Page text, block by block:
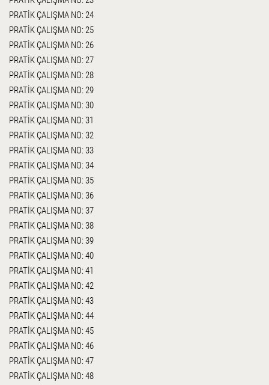
PRATİK ÇALIŞMA NO: 24
PRATİK ÇALIŞMA NO: 25
PRATİK ÇALIŞMA NO: 26
PRATİK ÇALIŞMA NO: 27
PRATİK ÇALIŞMA NO: 28
PRATİK ÇALIŞMA NO: 29
PRATİK ÇALIŞMA NO: 30
PRATİK ÇALIŞMA NO: 31
PRATİK ÇALIŞMA NO: 32
PRATİK ÇALIŞMA NO: 33
PRATİK ÇALIŞMA NO: 34
PRATİK ÇALIŞMA NO: 35
PRATİK ÇALIŞMA NO: 36
PRATİK ÇALIŞMA NO: 37
PRATİK ÇALIŞMA NO: 38
PRATİK ÇALIŞMA NO: 39
PRATİK ÇALIŞMA NO: 40
PRATİK ÇALIŞMA NO: 41
PRATİK ÇALIŞMA NO: 42
PRATİK ÇALIŞMA NO: 43
PRATİK ÇALIŞMA NO: 44
PRATİK ÇALIŞMA NO: 45
PRATİK ÇALIŞMA NO: 46
PRATİK ÇALIŞMA NO: 47
PRATİK ÇALIŞMA NO: 48